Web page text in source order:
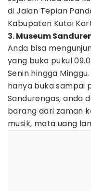
di Jalan Tepian
Kabupaten Kutai
3. Museum
Anda bisa
yang buka pukul
Senin hingga
hanya buka sampai
Sandurengas, anda
barang dari zaman
musik, mata uang